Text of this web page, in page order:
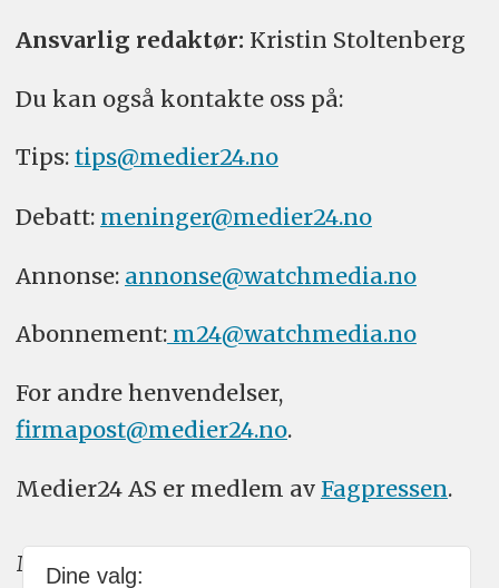
Ansvarlig redaktør: Kristin Stoltenberg
Du kan også kontakte oss på:
Tips: tips@medier24.no
Debatt: meninger@medier24.no
Annonse: annonse@watchmedia.no
Abonnement:m24@watchmedia.no
For andre henvendelser,
firmapost@medier24.no.
Medier24 AS er medlem av Fagpressen.
Medier24 arbeider etter Vær Varsom-
Dine valg: